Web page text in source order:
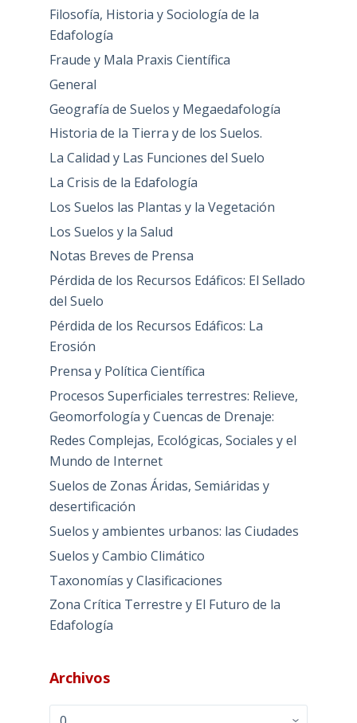
Filosofía, Historia y Sociología de la
Edafología
Fraude y Mala Praxis Científica
General
Geografía de Suelos y Megaedafología
Historia de la Tierra y de los Suelos.
La Calidad y Las Funciones del Suelo
La Crisis de la Edafología
Los Suelos las Plantas y la Vegetación
Los Suelos y la Salud
Notas Breves de Prensa
Pérdida de los Recursos Edáficos: El Sellado
del Suelo
Pérdida de los Recursos Edáficos: La
Erosión
Prensa y Política Científica
Procesos Superficiales terrestres: Relieve,
Geomorfología y Cuencas de Drenaje:
Redes Complejas, Ecológicas, Sociales y el
Mundo de Internet
Suelos de Zonas Áridas, Semiáridas y
desertificación
Suelos y ambientes urbanos: las Ciudades
Suelos y Cambio Climático
Taxonomías y Clasificaciones
Zona Crítica Terrestre y El Futuro de la
Edafología
Archivos
Archivos